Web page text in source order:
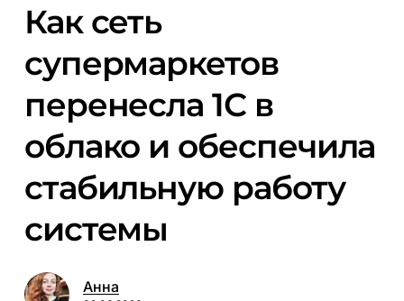
Как сеть
супермаркетов
перенесла 1С в
облако и обеспечила
стабильную работу
системы
Анна